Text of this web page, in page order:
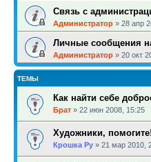
Связь с
Администратор » 28 апр
Личные сообщения
Администратор » 20 окт
ТЕМЫ
Как найти себе
Брат » 22 июн 2008, 15:25
Художники, помогите!
Крошка Ру » 21 мар 2010,